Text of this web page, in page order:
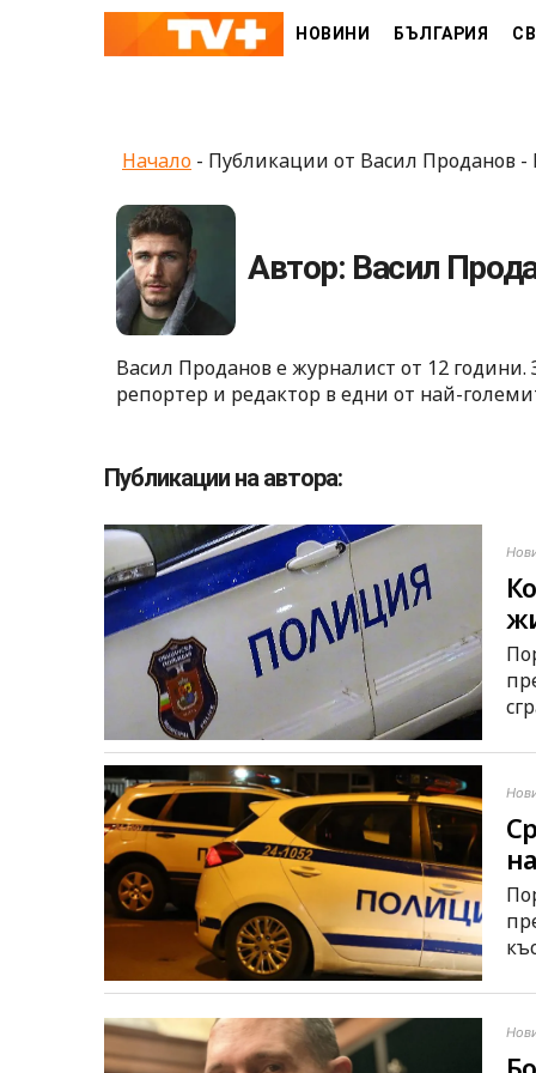
НОВИНИ БЪЛГАРИЯ
Начало - Публикации от Васил Проданов -
Автор: Васил
Васил Проданов е журналист от 12
репортер и редактор в едни от най-
Публикации на автора: